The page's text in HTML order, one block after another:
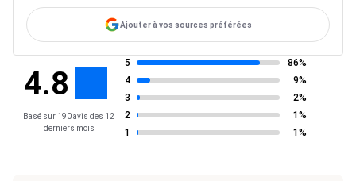
Ajouter à vos sources préférées
4.8
Basé sur 190 avis des 12
derniers mois
5
86%
4
9%
3
2%
2
1%
1
1%